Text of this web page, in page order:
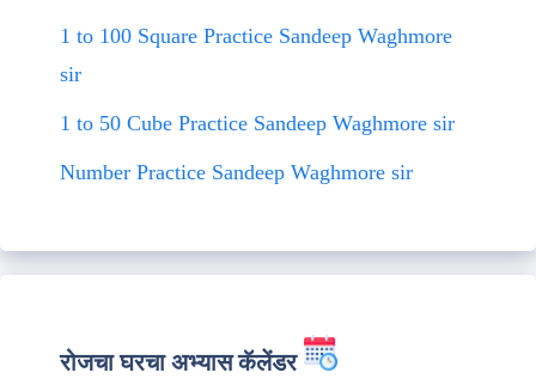
1 to 100 Square Practice Sandeep Waghmore
sir
1 to 50 Cube Practice Sandeep Waghmore sir
Number Practice Sandeep Waghmore sir
रोजचा घरचा अभ्यास कॅलेंडर